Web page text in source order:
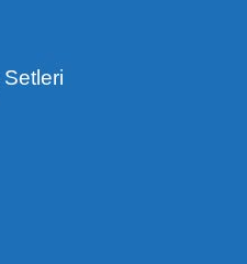
edilentoptan eğitici
en çok satın aldığı
yer almaktadır.
Setleri